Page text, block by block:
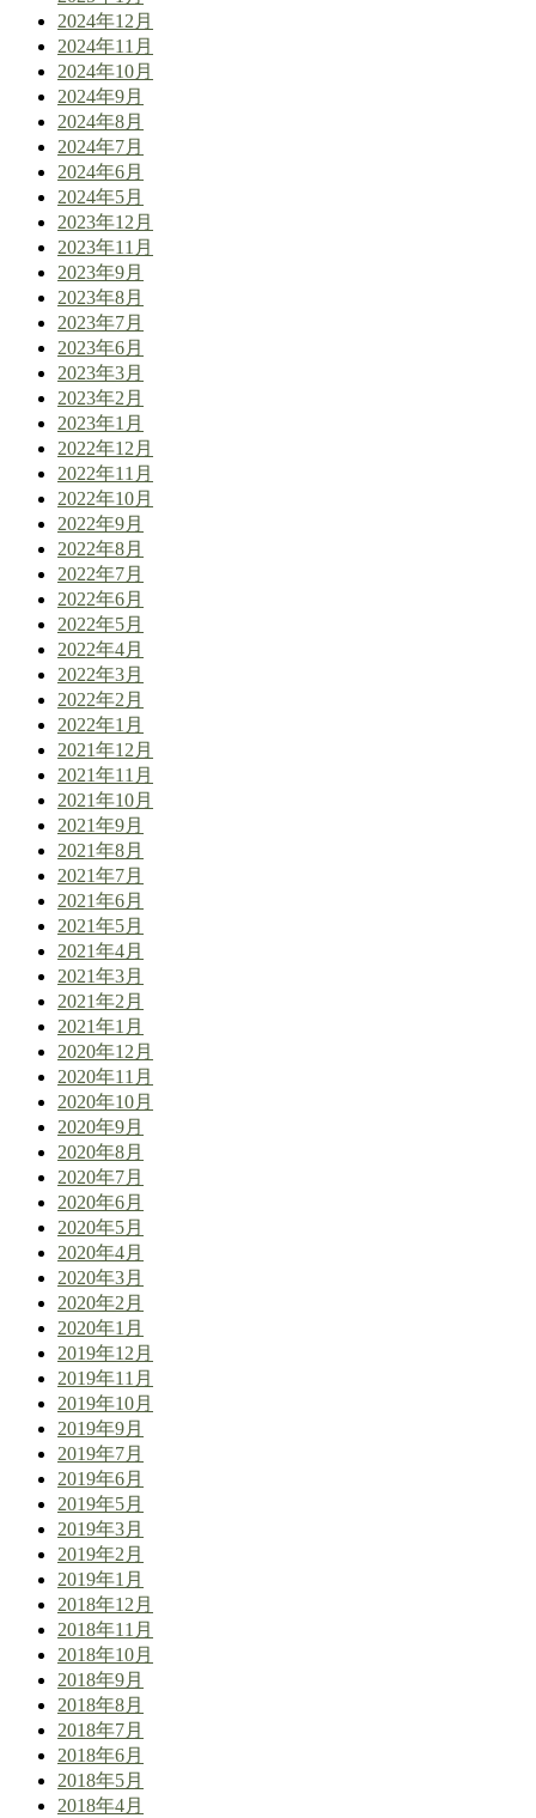
2024年12月
2024年11月
2024年10月
2024年9月
2024年8月
2024年7月
2024年6月
2024年5月
2023年12月
2023年11月
2023年9月
2023年8月
2023年7月
2023年6月
2023年3月
2023年2月
2023年1月
2022年12月
2022年11月
2022年10月
2022年9月
2022年8月
2022年7月
2022年6月
2022年5月
2022年4月
2022年3月
2022年2月
2022年1月
2021年12月
2021年11月
2021年10月
2021年9月
2021年8月
2021年7月
2021年6月
2021年5月
2021年4月
2021年3月
2021年2月
2021年1月
2020年12月
2020年11月
2020年10月
2020年9月
2020年8月
2020年7月
2020年6月
2020年5月
2020年4月
2020年3月
2020年2月
2020年1月
2019年12月
2019年11月
2019年10月
2019年9月
2019年7月
2019年6月
2019年5月
2019年3月
2019年2月
2019年1月
2018年12月
2018年11月
2018年10月
2018年9月
2018年8月
2018年7月
2018年6月
2018年5月
2018年4月